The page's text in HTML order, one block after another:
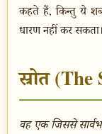
कहते हैं, किन्तु ये
धारण नहीं कर सकता।
स्रोत
वह एक जिससे